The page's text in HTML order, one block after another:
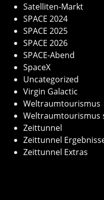
Satelliten-Markt
SPACE 2024
SPACE 2025
SPACE 2026
SPACE-Abend
SpaceX
Uncategorized
Virgin Galactic
Weltraumtourismus
Weltraumtourismus
Zeittunnel
Zeittunnel
Zeittunnel Extras